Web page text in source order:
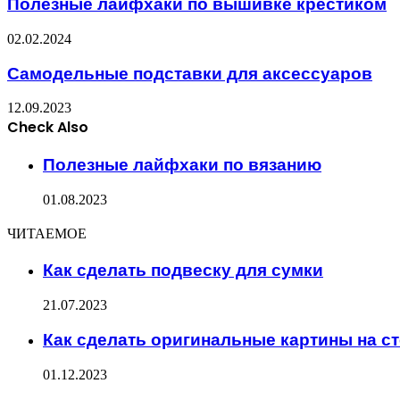
Полезные лайфхаки по вышивке крестиком
02.02.2024
Самодельные подставки для аксессуаров
12.09.2023
Check Also
Полезные лайфхаки по вязанию
01.08.2023
ЧИТАЕМОЕ
Как сделать подвеску для сумки
21.07.2023
Как сделать оригинальные картины на
01.12.2023